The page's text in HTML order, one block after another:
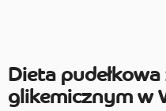
Dieta
glikemicznym w